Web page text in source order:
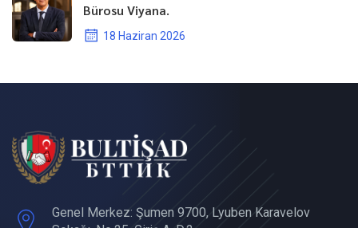
Bürosu Viyana.
18 Haziran 2026
Genel Merkez: Şumen 9700, Lyuben Karavelov